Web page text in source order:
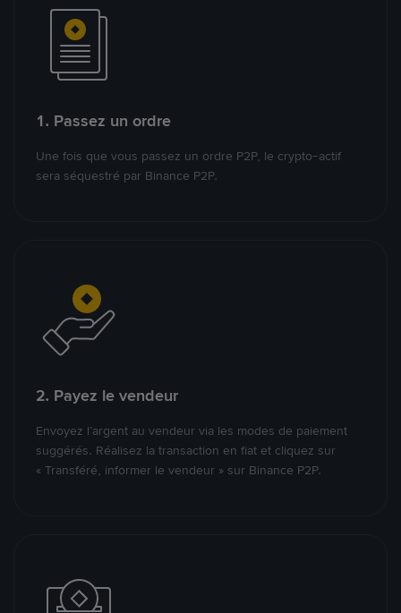
1. Passez un ordre
Une fois que vous passez un ordre P2P, le crypto-actif
sera séquestré par Binance P2P.
2. Payez le vendeur
Envoyez l’argent au vendeur via les modes de paiement
suggérés. Réalisez la transaction en fiat et cliquez sur
« Transféré, informer le vendeur » sur Binance P2P.